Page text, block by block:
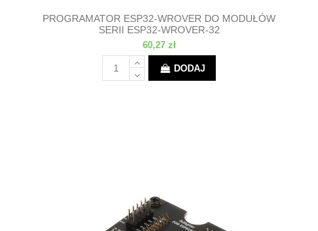
PROGRAMATOR ESP32-WROVER DO MODUŁÓW
SERII ESP32-WROVER-32
60,27 zł
DODAJ